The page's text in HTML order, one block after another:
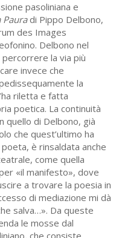
pasoliniana e
Pauradi Pippo Delbono,
des Images
Delbono nel
la via più
invece che
la
riletta e fatta
poetica. La continuità
quello di Delbono, già
che quest’ultimo ha
è rinsaldata anche
come quella
«il manifesto», dove
a trovare la poesia in
di mediazione mi dà
salva…». Da queste
le mosse dal